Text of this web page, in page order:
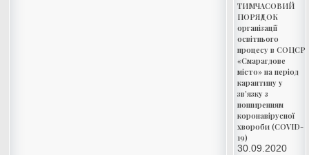
ТИМЧАСОВИЙ
ПОРЯДОК
організації
освітнього
процесу в СОЦСР
«Смарагдове
місто» на період
карантину у
зв’язку з
поширенням
коронавірусної
хвороби (COVID-
19)
30.09.2020